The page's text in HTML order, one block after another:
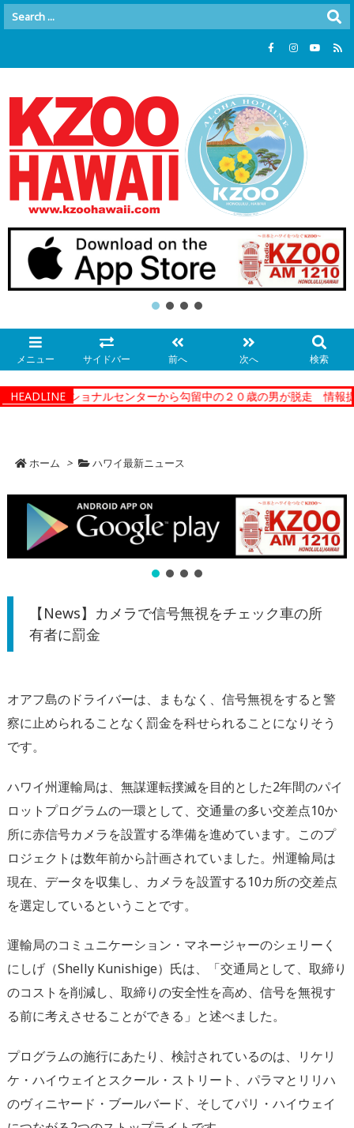
メニュー サイドバー 前へ 次へ 検索
HEADLINE
ーコレクショナルセンターから勾留中の２０歳の男が脱走 情報提
ホーム > ハワイ最新ニュース
【News】カメラで信号無視をチェック車の所
有者に罰金
オアフ島のドライバーは、まもなく、信号無視をすると警
察に止められることなく罰金を科せられることになりそう
です。
ハワイ州運輸局は、無謀運転撲滅を目的とした2年間のパイ
ロットプログラムの一環として、交通量の多い交差点10か
所に赤信号カメラを設置する準備を進めています。このプ
ロジェクトは数年前から計画されていました。州運輸局は
現在、データを収集し、カメラを設置する10カ所の交差点
を選定しているということです。
運輸局のコミュニケーション・マネージャーのシェリーく
にしげ（Shelly Kunishige）氏は、「交通局として、取締り
のコストを削減し、取締りの安全性を高め、信号を無視す
る前に考えさせることができる」と述べました。
プログラムの施行にあたり、検討されているのは、リケリ
ケ・ハイウェイとスクール・ストリート、パラマとリリハ
のヴィニヤード・ブールバード、そしてパリ・ハイウェイ